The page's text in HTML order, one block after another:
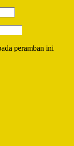
peramban ini